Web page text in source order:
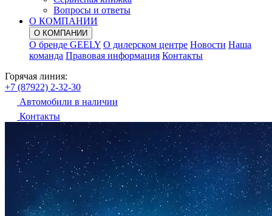
Вопросы и ответы
О КОМПАНИИ
О КОМПАНИИ
О бренде GEELY О дилерском центре Новости Наша
команда Правовая информация Контакты
Горячая линия:
+7 (87922) 2-32-30
Автомобили в наличии
Контакты